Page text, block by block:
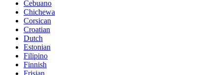
Cebuano
Chichewa
Corsican
Croatian
Dutch
Estonian
Filipino
Finnish